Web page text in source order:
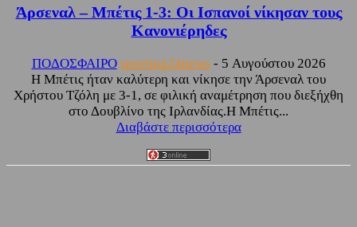
Άρσεναλ – Μπέτις 1-3: Οι Ισπανοί νίκησαν τους
Κανονιέρηδες
ΠΟΔΟΣΦΑΙΡΟ sporting24news - 5 Αυγούστου 2026
Η Μπέτις ήταν καλύτερη και νίκησε την Άρσεναλ του
Χρήστου Τζόλη με 3-1, σε φιλική αναμέτρηση που διεξήχθη
στο Δουβλίνο της Ιρλανδίας.Η Μπέτις...
Διαβάστε περισσότερα